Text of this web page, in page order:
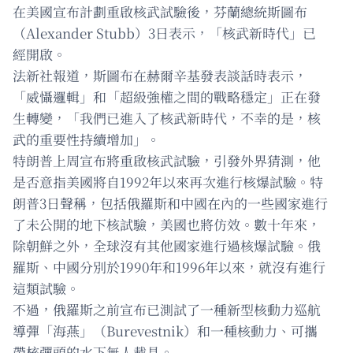
在美國宣布計劃重啟核武試驗後，芬蘭總統斯圖布
（Alexander Stubb）3日表示，「核武新時代」已
經開啟。
法新社報道，斯圖布在赫爾辛基發表談話時表示，
「威懾邏輯」和「超級強權之間的戰略穩定」正在發
生轉變，「我們已進入了核武新時代，不幸的是，核
武的重要性持續增加」。
特朗普上周宣布將重啟核武試驗，引發外界猜測，他
是否意指美國將自1992年以來再次進行核爆試驗。特
朗普3日聲稱，包括俄羅斯和中國在內的一些國家進行
了未公開的地下核試驗，美國也將仿效。數十年來，
除朝鮮之外，全球沒有其他國家進行過核爆試驗。俄
羅斯、中國分別於1990年和1996年以來，就沒有進行
這類試驗。
不過，俄羅斯之前宣布已測試了一種新型核動力巡航
導彈「海燕」（Burevestnik）和一種核動力、可攜